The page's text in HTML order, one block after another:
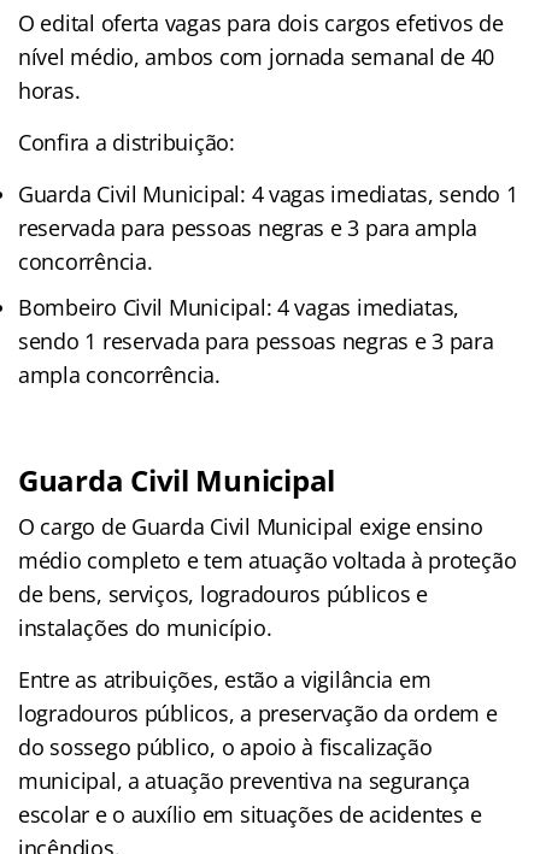
O edital oferta vagas para dois cargos efetivos de
nível médio, ambos com jornada semanal de 40
horas.
Confira a distribuição:
Guarda Civil Municipal: 4 vagas imediatas, sendo 1
reservada para pessoas negras e 3 para ampla
concorrência.
Bombeiro Civil Municipal: 4 vagas imediatas,
sendo 1 reservada para pessoas negras e 3 para
ampla concorrência.
Guarda Civil Municipal
O cargo de Guarda Civil Municipal exige ensino
médio completo e tem atuação voltada à proteção
de bens, serviços, logradouros públicos e
instalações do município.
Entre as atribuições, estão a vigilância em
logradouros públicos, a preservação da ordem e
do sossego público, o apoio à fiscalização
municipal, a atuação preventiva na segurança
escolar e o auxílio em situações de acidentes e
incêndios.